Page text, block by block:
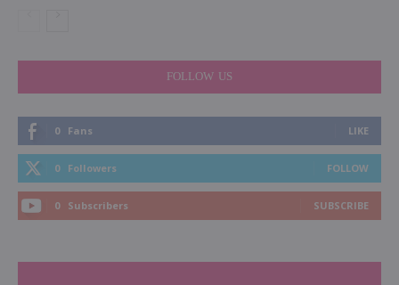
FOLLOW US
0 Fans LIKE
0 Followers FOLLOW
0 Subscribers SUBSCRIBE